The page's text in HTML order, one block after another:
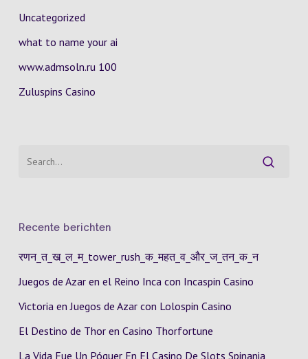
Uncategorized
what to name your ai
www.admsoln.ru 100
Zuluspins Casino
Recente berichten
रणन_त_ख_ल_म_tower_rush_क_महत_व_और_ज_तन_क_न
Juegos de Azar en el Reino Inca con Incaspin Casino
Victoria en Juegos de Azar con Lolospin Casino
El Destino de Thor en Casino Thorfortune
La Vida Fue Un Póquer En El Casino De Slots Spinania